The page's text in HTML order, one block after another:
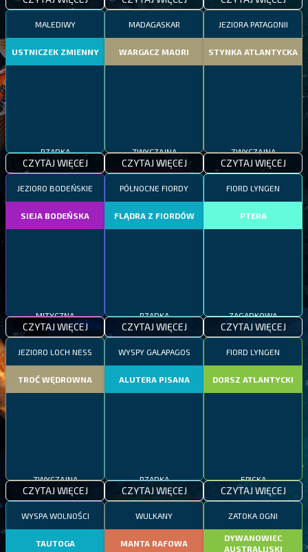
MALEDIWY
USTNICZEK ZMIENNY
RZADKA
CZYTAJ WIĘCEJ
MADAGASKAR
WARGACZ MAORI
ZWYCZAJNA
CZYTAJ WIĘCEJ
JEZIORA PATAGONII
STYNKA ATLANTYCKA
ZWYCZAJNA
CZYTAJ WIĘCEJ
JEZIORO BODEŃSKIE
SIEJA BODEŃSKA
MITYCZNA
CZYTAJ WIĘCEJ
PÓŁNOCNE FIORDY
FLĄDRA Z FIORDÓW
RZADKA
CZYTAJ WIĘCEJ
FIORD LYNGEN
PTERA
ZAGADKOWA
CZYTAJ WIĘCEJ
JEZIORO LOCH NESS
TROĆ WĘDROWNA
ZWYCZAJNA
CZYTAJ WIĘCEJ
WYSPY GALAPAGOS
ALUTERA PISANA
RZADKA
CZYTAJ WIĘCEJ
FIORD LYNGEN
DORSZ ATLANTYCKI
EPICKA
CZYTAJ WIĘCEJ
WYSPA WOLNOŚCI
TAUTOGA
WULKANY
MANTA RAFOWA
ZATOKA OGNI
DYWANOWIEC
AUSTRALIJSKI